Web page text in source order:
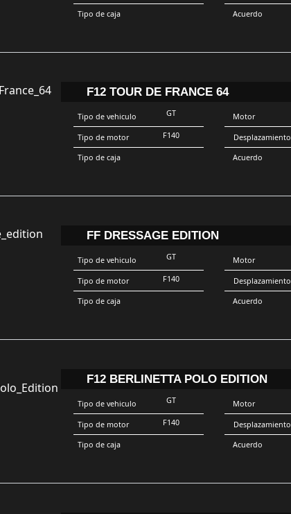
Tipo de caja Acuerdo
F12 TOUR DE FRANCE 64
Tipo de vehiculo
Tipo de motor
Tipo de caja
GT
F140
Motor
Desplazamiento
Acuerdo
FF DRESSAGE EDITION
Tipo de vehiculo
Tipo de motor
Tipo de caja
GT
F140
Motor
Desplazamiento
Acuerdo
F12 BERLINETTA POLO EDITION
Tipo de vehiculo
Tipo de motor
Tipo de caja
GT
F140
Motor
Desplazamiento
Acuerdo